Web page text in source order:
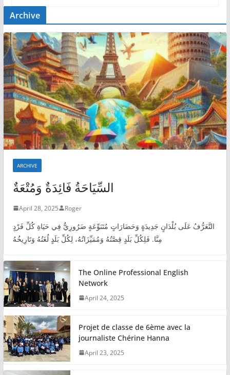
Archive
ARCHIVE
السِّيَاحَةُ فَائِدَةٌ وَمُتْعَةٌ
April 28, 2025 Roger
التَّعَرُّفُ عَلَى بُلْدَانٍ جَدِيدَةٍ وَحَضَارَاتٍ مُتَنَوِّعَةٍ ضَرُورِيٌّ فِي حَيَاةِ كُلِّ فَرْدٍ
مِنَّا. فَلِكُلِّ بَلَدٍ قِصَّتُهُ وَمُمَيِّزَاتُهُ، لِكُلِّ بَلَدٍ لُغَتُهُ وَتَارِيخُهُ
The Online Professional English
Network
April 24, 2025
Projet de classe de 6ème avec la
journaliste Chérine Hanna
April 23, 2025